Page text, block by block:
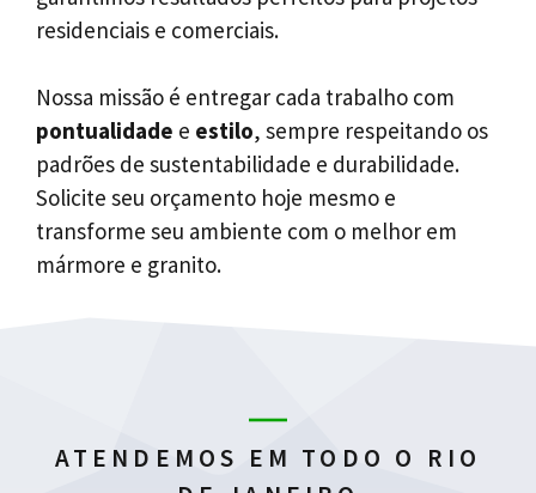
residenciais e comerciais.
Nossa missão é entregar cada trabalho com
pontualidade e estilo, sempre respeitando os
padrões de sustentabilidade e durabilidade.
Solicite seu orçamento hoje mesmo e
transforme seu ambiente com o melhor em
mármore e granito.
ATENDEMOS EM TODO O RIO